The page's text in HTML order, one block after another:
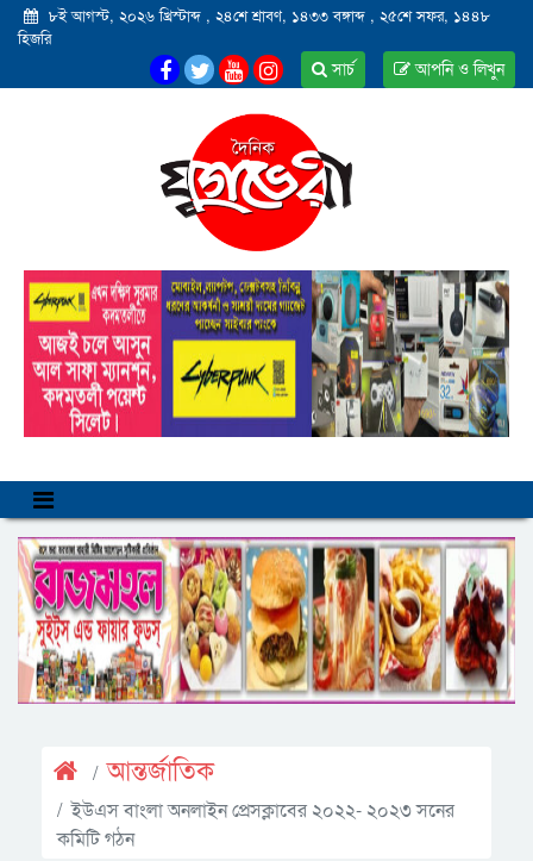
৮ই আগস্ট, ২০২৬ খ্রিস্টাব্দ , ২৪শে শ্রাবণ, ১৪৩৩ বঙ্গাব্দ , ২৫শে সফর, ১৪৪৮
হিজরি
আপনি ও লিখুন
সার্চ
আন্তর্জাতিক
ইউএস বাংলা অনলাইন প্রেসক্লাবের ২০২২- ২০২৩ সনের
কমিটি গঠন